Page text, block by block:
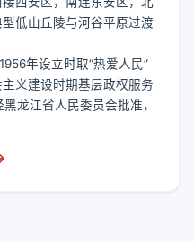
低山丘陵与河谷平原过渡
年设立时取“热爱人民”
义建设时期基层政权服务
龙江省人民委员会批准，